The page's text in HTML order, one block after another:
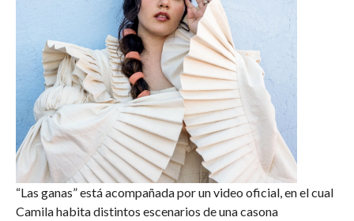
“Las ganas” está acompañada por un video oficial, en el cual
Camila habita distintos escenarios de una casona